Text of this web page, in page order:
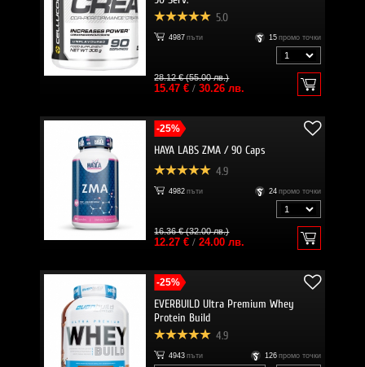
5.0
4987 пъти 15 промо точки
28.12 € (55.00 лв.)
15.47 €/ 30.26 лв.
-25%
HAYA LABS ZMA / 90 Caps
4.9
4982 пъти 24 промо точки
16.36 € (32.00 лв.)
12.27 €/ 24.00 лв.
-25%
EVERBUILD Ultra Premium Whey
Protein Build
4.9
4943 пъти 126 промо точки